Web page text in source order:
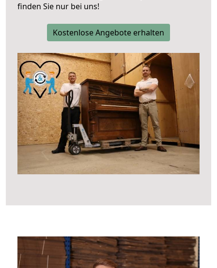
finden Sie nur bei uns!
Kostenlose Angebote erhalten